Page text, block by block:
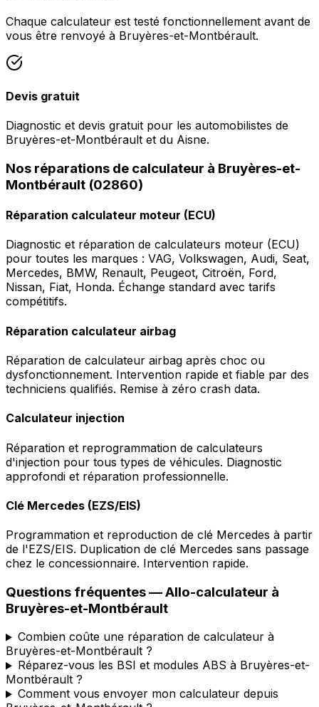
Chaque calculateur est testé fonctionnellement avant de
vous être renvoyé à Bruyères-et-Montbérault.
Devis gratuit
Diagnostic et devis gratuit pour les automobilistes de
Bruyères-et-Montbérault et du Aisne.
Nos réparations de calculateur à Bruyères-et-
Montbérault (02860)
Réparation calculateur moteur (ECU)
Diagnostic et réparation de calculateurs moteur (ECU)
pour toutes les marques : VAG, Volkswagen, Audi, Seat,
Mercedes, BMW, Renault, Peugeot, Citroën, Ford,
Nissan, Fiat, Honda. Échange standard avec tarifs
compétitifs.
Réparation calculateur airbag
Réparation de calculateur airbag après choc ou
dysfonctionnement. Intervention rapide et fiable par des
techniciens qualifiés. Remise à zéro crash data.
Calculateur injection
Réparation et reprogrammation de calculateurs
d'injection pour tous types de véhicules. Diagnostic
approfondi et réparation professionnelle.
Clé Mercedes (EZS/EIS)
Programmation et reproduction de clé Mercedes à partir
de l'EZS/EIS. Duplication de clé Mercedes sans passage
chez le concessionnaire. Intervention rapide.
Questions fréquentes —Allo-calculateur à
Bruyères-et-Montbérault
Combien coûte une réparation de calculateur à
Bruyères-et-Montbérault ?
Réparez-vous les BSI et modules ABS à Bruyères-et-
Montbérault ?
Comment vous envoyer mon calculateur depuis